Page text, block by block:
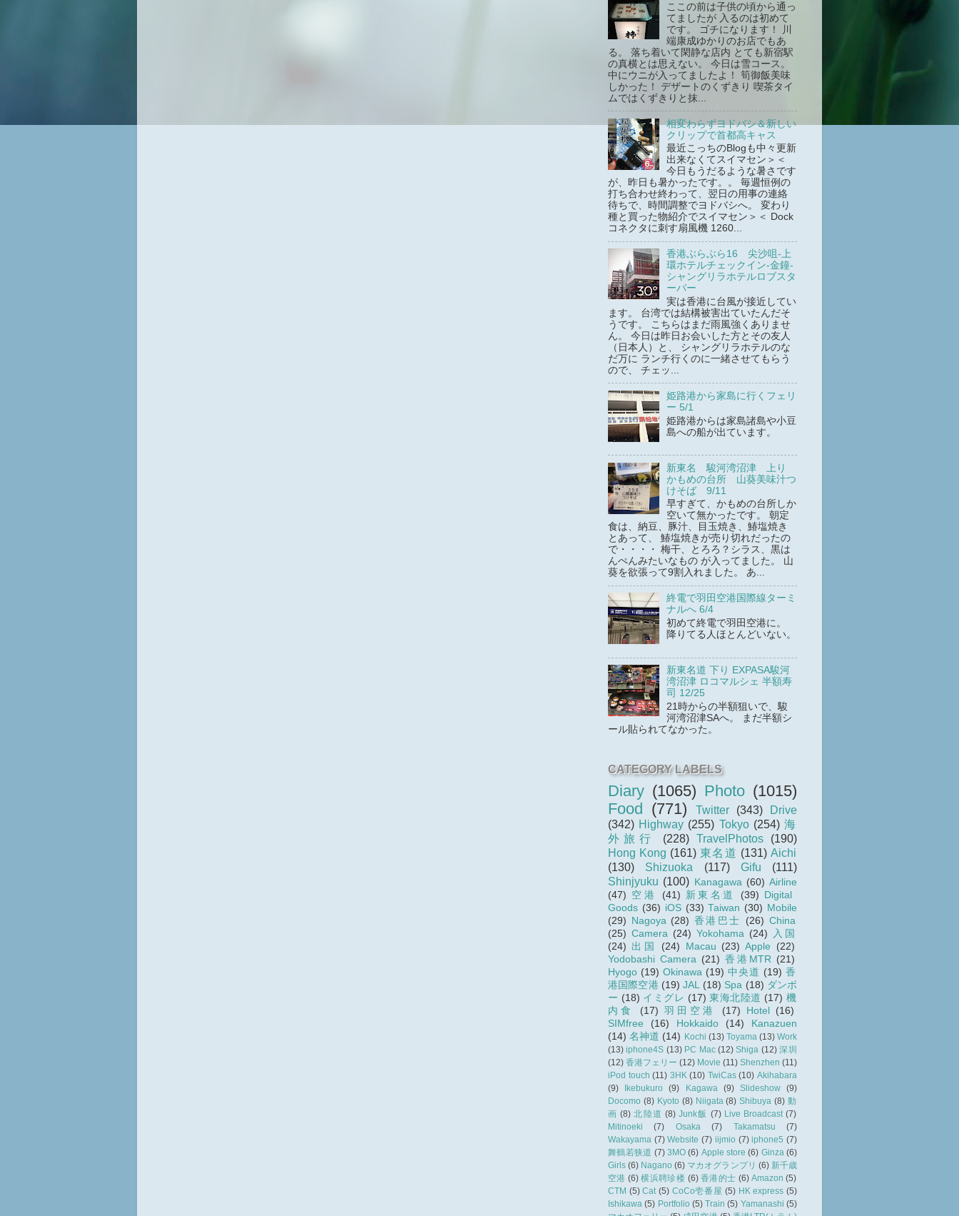
ここの前は子供の頃から通っ
てましたが 入るのは初めて
です。 ゴチになります！ 川
端康成ゆかりのお店でもあ
る。 落ち着いて閑静な店内 とても新宿駅
の真横とは思えない。 今日は雪コース。
中にウニが入ってましたよ！ 筍御飯美味
しかった！ デザートのくずきり 喫茶タイ
ムではくずきりと抹...
相変わらずヨドバシ＆新しい
クリップで首都高キャス
最近こっちのBlogも中々更新
出来なくてスイマセン＞＜
今日もうだるような暑さです
が、昨日も暑かったです。。 毎週恒例の
打ち合わせ終わって、翌日の用事の連絡
待ちで、時間調整でヨドバシへ。 変わり
種と買った物紹介でスイマセン＞＜ Dock
コネクタに刺す扇風機 1260...
香港ぶらぶら16 尖沙咀-上
環ホテルチェックイン-金鐘-
シャングリラホテルロブスタ
ーバー
実は香港に台風が接近してい
ます。 台湾では結構被害出ていたんだそ
うです。 こちらはまだ雨風強くありませ
ん。 今日は昨日お会いした方とその友人
（日本人）と、 シャングリラホテルのな
だ万に ランチ行くのに一緒させてもらう
ので、 チェッ...
姫路港から家島に行くフェリ
ー 5/1
姫路港からは家島諸島や小豆
島への船が出ています。
新東名 駿河湾沼津 上り
かもめの台所 山葵美味汁つ
けそば 9/11
早すぎて、かもめの台所しか
空いて無かったです。 朝定
食は、納豆、豚汁、目玉焼き、鰆塩焼き
とあって、 鰆塩焼きが売り切れだったの
で・・・・ 梅干、とろろ？シラス、黒は
んぺんみたいなもの が入ってました。 山
葵を欲張って9割入れました。 あ...
終電で羽田空港国際線ターミ
ナルへ 6/4
初めて終電で羽田空港に。
降りてる人ほとんどいない。
新東名道 下り EXPASA駿河
湾沼津 ロコマルシェ 半額寿
司 12/25
21時からの半額狙いで、駿
河湾沼津SAへ。 まだ半額シ
ール貼られてなかった。
CATEGORY LABELS
Diary (1065) Photo (1015)
Food
(771) Twitter (343)
Drive
(342) Highway (255) Tokyo (254) 海
外旅行
(228) TravelPhotos
(190)
Hong Kong (161) 東名道 (131) Aichi
(130)
Shizuoka (117) Gifu
(111)
Shinjyuku (100) Kanagawa (60) Airline
(47) 空港 (41) 新東名道 (39)
Digital
Goods (36) iOS (33) Taiwan (30) Mobile
(29)
Nagoya (28) 香港巴士 (26) China
(25) Camera (24) Yokohama (24)
入国
(24) 出国 (24) Macau (23) Apple
(22)
Yodobashi Camera (21) 香港MTR (21)
Hyogo (19) Okinawa (19) 中央道 (19) 香
港国際空港 (19) JAL (18) Spa (18) ダンボ
ー (18) イミグレ (17) 東海北陸道 (17) 機
内食
(17) 羽田空港 (17) Hotel
(16)
SIMfree
(16) Hokkaido (14)
Kanazuen
(14) 名神道 (14) Kochi (13) Toyama (13) Work
(13) iphone4S (13) PC Mac (12) Shiga (12) 深圳
(12) 香港フェリー (12) Movie (11) Shenzhen (11)
iPod touch (11) 3HK (10) TwiCas (10) Akihabara
(9)
Ikebukuro (9) Kagawa (9) Slideshow (9)
Docomo (8) Kyoto (8) Niigata (8) Shibuya (8) 動
画 (8) 北陸道 (8) Junk飯 (7) Live Broadcast (7)
Mitinoeki
(7) Osaka (7) Takamatsu
(7)
Wakayama (7) Website (7) iijmio (7) iphone5 (7)
舞鶴若狭道 (7) 3MO (6) Apple store (6) Ginza (6)
Girls (6) Nagano (6) マカオグランプリ (6) 新千歳
空港 (6) 横浜聘珍楼 (6) 香港的士 (6) Amazon (5)
CTM (5) Cat (5) CoCo壱番屋 (5) HK express (5)
Ishikawa (5) Portfolio (5) Train (5) Yamanashi (5)